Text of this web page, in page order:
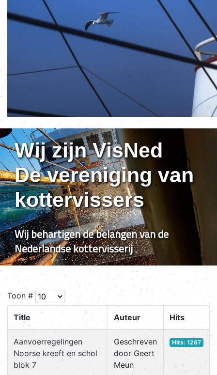
Wij zijn VisNed
De vereniging van
kottervissers
Wij behartigen de belangen van de
Nederlandse kottervisserij
Toon #
Title Auteur Hits
Aanvoerregelingen
Noorse kreeft en schol
blok 7
Geschreven
door Geert
Meun
Hits: 1267